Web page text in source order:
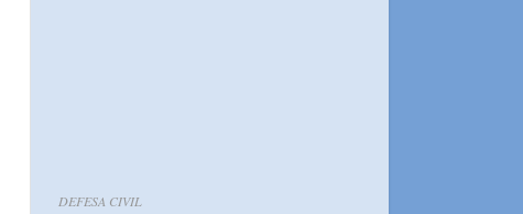
DEFESA CIVIL